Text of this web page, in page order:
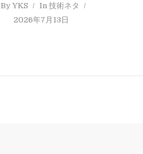
ByYKS In技術ネタ
2026年7月13日